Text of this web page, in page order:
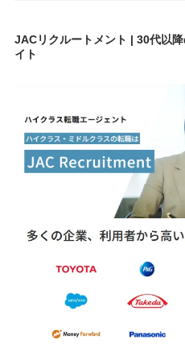
JACリクルートメント | 30代以
イト